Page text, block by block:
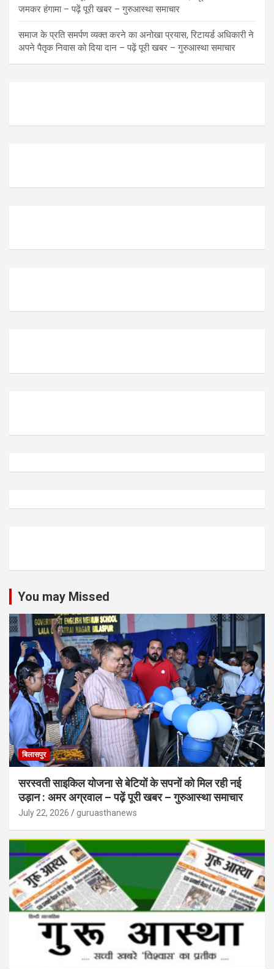
जमकर हंगामा – पढ़ें पूरी खबर – गुरुआस्था समाचार
समाज के प्रति समर्पण व्यक्त करने का अनोखा प्रयास, रिटायर्ड अधिकारी ने
अपने पैतृक निवास को दिया दान – पढ़ें पूरी खबर – गुरुआस्था समाचार
You may Missed
बिलासपुर
सरस्वती साइकिल योजना से बेटियों के सपनों को मिल रही नई
उड़ान : अमर अग्रवाल – पढ़ें पूरी खबर – गुरुआस्था समाचार
July 22, 2026 guruasthanews